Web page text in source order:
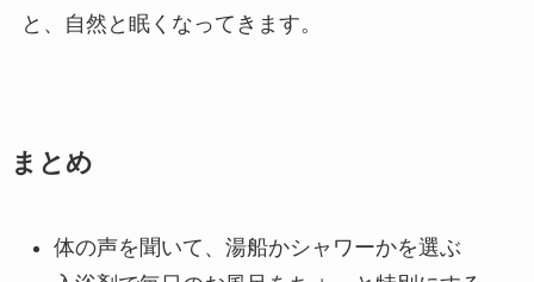
と、自然と眠くなってきます。
まとめ
体の声を聞いて、湯船かシャワーかを選ぶ